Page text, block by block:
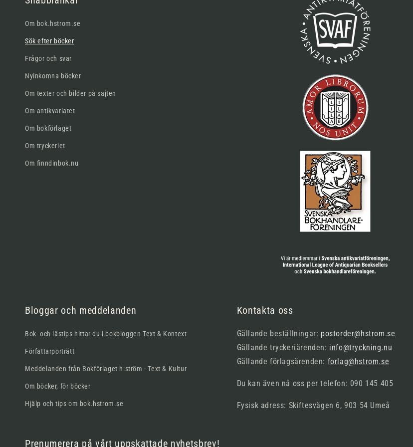
Om bok.hstrom.se
Sök efter böcker
Frågor och svar
Nyinkomna böcker
Om texter och bilder på sajten
Om antikvariatet
Om bokförlaget
Om tryckeriet
Om finndinbok.nu
Bloggar och meddelanden
Bok- och lästips hittar du i bokbloggen Text & Kontext
Författarporträtt
Meddelanden från Bokförlaget h:ström - Text & Kultur
Om böcker, för böcker
Hjälp och tips om bok.hstrom.se
Kontakta oss
Gällande beställningar: postorder@hstrom.se
Gällande tryckeriärenden: info@tryckning.nu
Gällande förlagsärenden: forlag@hstrom.se
Du kan även nå oss per telefon: 090 145 405
Fysisk adress: Skiftesvägen 6, 903 54 Umeå
Prenumerera på vårt uppskattade nyhetsbrev!